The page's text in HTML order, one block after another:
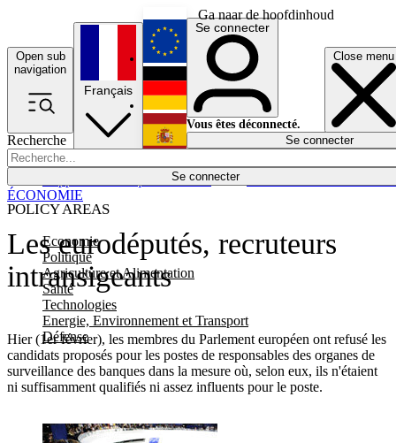
Ga naar de hoofdinhoud
Open sub
navigation
Close menu
Recherche
Se connecter
POLICY AREAS
Economie
Politique
Agriculture et Alimentation
Santé
Technologies
Energie, Environnement et Transport
Défense
Économie
Français
English
Deutsch
Español
Se connecter
Vous êtes déconnecté.
Se connecter
Les eurodéputés, recruteurs
intransigeants
Hier (1er février), les membres du Parlement européen ont refusé les
candidats proposés pour les postes de responsables des organes de
surveillance des banques dans la mesure où, selon eux, ils n'étaient
ni suffisamment qualifiés ni assez influents pour le poste.
ÉCONOMIE